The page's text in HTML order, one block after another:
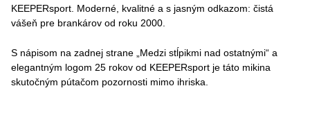
KEEPERsport. Moderné, kvalitné a s jasným odkazom: čistá
vášeň pre brankárov od roku 2000.
S nápisom na zadnej strane „Medzi stĺpikmi nad ostatnými“ a
elegantným logom 25 rokov od KEEPERsport je táto mikina
skutočným pútačom pozornosti mimo ihriska.